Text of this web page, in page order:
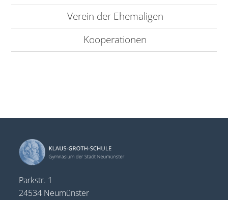
Verein der Ehemaligen
Kooperationen
Parkstr. 1
24534 Neumünster